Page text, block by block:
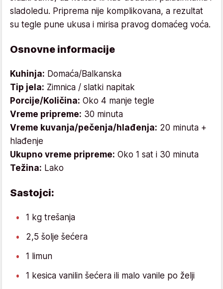
sladoledu. Priprema nije komplikovana, a rezultat
su tegle pune ukusa i mirisa pravog domaćeg voća.
Osnovne informacije
Kuhinja: Domaća/Balkanska
Tip jela: Zimnica / slatki napitak
Porcije/Količina: Oko 4 manje tegle
Vreme pripreme: 30 minuta
Vreme kuvanja/pečenja/hlađenja: 20 minuta +
hlađenje
Ukupno vreme pripreme: Oko 1 sat i 30 minuta
Težina: Lako
Sastojci:
1 kg trešanja
2,5 šolje šećera
1 limun
1 kesica vanilin šećera ili malo vanile po želji